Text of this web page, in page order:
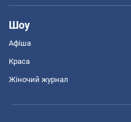
Шоу
Афіша
Краса
Жіночий журнал